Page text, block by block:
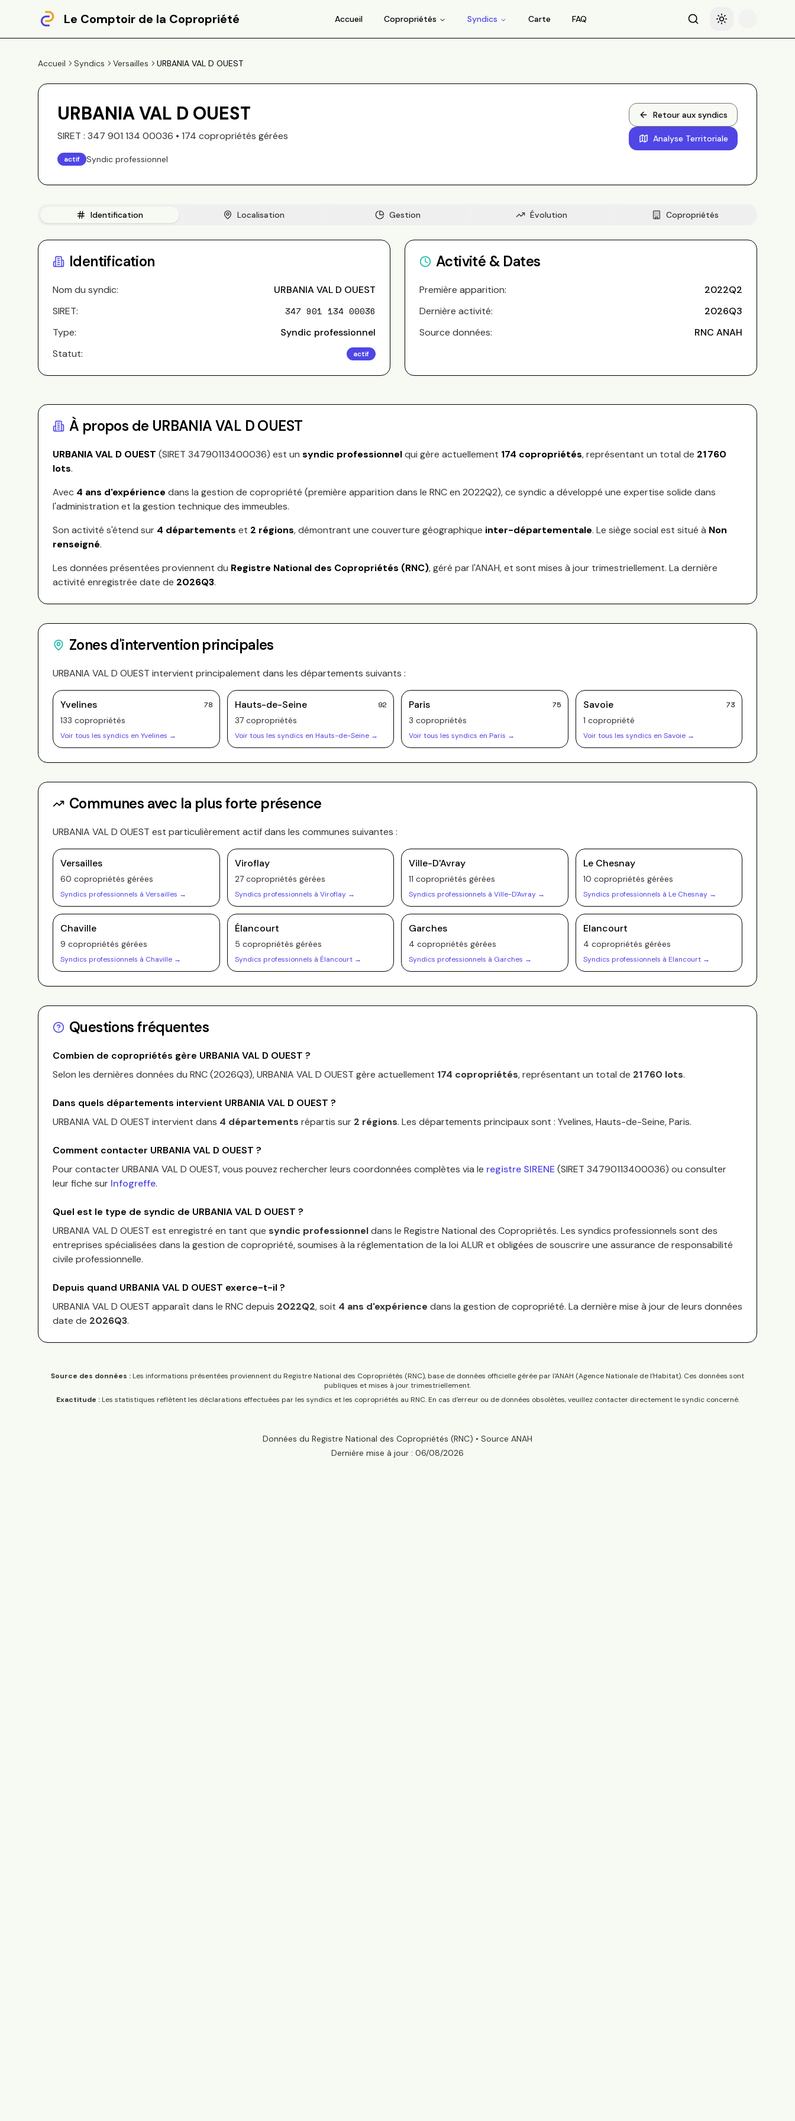
Le Comptoir de la Copropriété Accueil Copropriétés Syndics Carte FAQ RechercheBasculer le thème
Accueil Syndics Versailles URBANIA VAL D OUEST
URBANIA VAL D OUEST
SIRET : 347 901 134 00036 • 174 copropriétés gérées
actif Syndic professionnel
Retour aux syndics
Analyse Territoriale
Identification Localisation Gestion Évolution Copropriétés
Identification
Nom du syndic:
URBANIA VAL D OUEST
SIRET:
347 901 134 00036
Type:
Syndic professionnel
Statut:
actif
Activité & Dates
Première apparition:
2022Q2
Dernière activité:
2026Q3
Source données:
RNC ANAH
À propos de URBANIA VAL D OUEST
URBANIA VAL D OUEST (SIRET 34790113400036) est un syndic professionnelqui gère actuellement 174 copropriétés, représentant un total de 21 760
lots.
Avec 4 ans d'expérience dans la gestion de copropriété (première apparition dans le RNC en 2022Q2), ce syndic a développé une expertise solide dans
l'administration et la gestion technique des immeubles.
Son activité s'étend sur 4 départements et 2 régions, démontrant une couverture géographique inter-départementale. Le siège social est situé à Non
renseigné.
Les données présentées proviennent du Registre National des Copropriétés (RNC), géré par l'ANAH, et sont mises à jour trimestriellement. La dernière
activité enregistrée date de 2026Q3.
Zones d'intervention principales
URBANIA VAL D OUEST intervient principalement dans les départements suivants :
Yvelines 78
133 copropriétés
Voir tous les syndics en Yvelines →
Hauts-de-Seine 92
37copropriétés
Voir tous les syndics en Hauts-de-Seine→
Paris 75
3 copropriétés
Voir tous les syndics en Paris →
Savoie 73
1 copropriété
Voir tous les syndics en Savoie→
Communes avec la plus forte présence
URBANIA VAL D OUEST est particulièrement actif dans les communes suivantes :
Versailles
60 copropriétés gérées
Syndics professionnels à Versailles →
Viroflay
27copropriétés gérées
Syndics professionnels à Viroflay→
Ville-D'Avray
11 copropriétés gérées
Syndics professionnels à Ville-D'Avray →
Le Chesnay
10 copropriétés gérées
Syndics professionnels à Le Chesnay→
Chaville
9 copropriétés gérées
Syndics professionnels à Chaville →
Élancourt
5 copropriétés gérées
Syndics professionnels à Élancourt→
Garches
4 copropriétés gérées
Syndics professionnels à Garches →
Elancourt
4 copropriétés gérées
Syndics professionnels à Elancourt→
Questions fréquentes
Combien de copropriétés gère URBANIA VAL D OUEST ?
Selon les dernières données du RNC (2026Q3),URBANIA VAL D OUEST gère actuellement 174 copropriétés, représentant un total de 21 760 lots.
Dans quels départements intervient URBANIA VAL D OUEST ?
URBANIA VAL D OUEST intervient dans 4 départements répartis sur 2 régions. Les départements principaux sont : Yvelines, Hauts-de-Seine, Paris.
Comment contacter URBANIA VAL D OUEST ?
Pour contacterURBANIA VAL D OUEST, vous pouvez rechercher leurs coordonnées complètes via le registre SIRENE (SIRET 34790113400036) ou consulter
leur fiche sur Infogreffe.
Quel est le type de syndic de URBANIA VAL D OUEST ?
URBANIA VAL D OUEST est enregistré en tant que syndic professionneldans le Registre National des Copropriétés. Les syndics professionnels sont des
entreprises spécialisées dans la gestion de copropriété, soumises à la réglementation de la loi ALUR et obligées de souscrire une assurance de responsabilité
civile professionnelle.
Depuis quand URBANIA VAL D OUEST exerce-t-il ?
URBANIA VAL D OUEST apparaît dans le RNC depuis 2022Q2, soit 4 ans d'expérience dans la gestion de copropriété. La dernière mise à jour de leurs données
date de 2026Q3.
Source des données : Les informations présentées proviennent du Registre National des Copropriétés (RNC), base de données officielle gérée par l'ANAH (Agence Nationale de l'Habitat). Ces données sont
publiques et mises à jour trimestriellement.
Exactitude :Les statistiques reflètent les déclarations effectuées par les syndics et les copropriétés au RNC. En cas d'erreur ou de données obsolètes, veuillez contacter directement le syndic concerné.
Données du Registre National des Copropriétés (RNC) • Source ANAH
Dernière mise à jour : 06/08/2026